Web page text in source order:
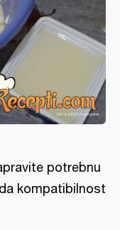
potrebnu
kompatibilnost